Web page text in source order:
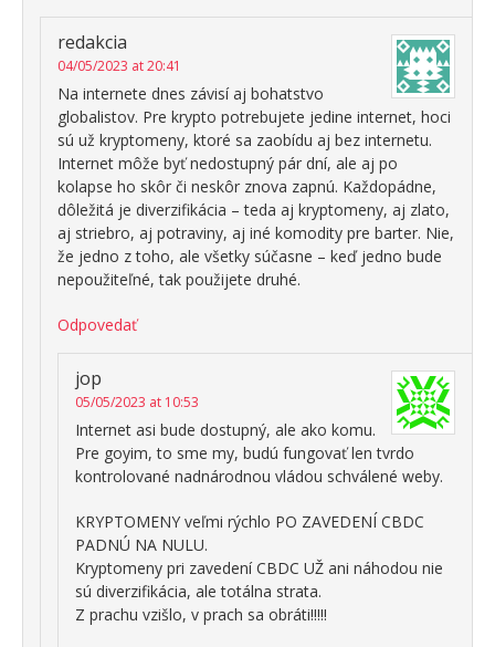
redakcia
04/05/2023 at 20:41
Na internete dnes závisí aj bohatstvo
globalistov. Pre krypto potrebujete jedine internet, hoci
sú už kryptomeny, ktoré sa zaobídu aj bez internetu.
Internet môže byť nedostupný pár dní, ale aj po
kolapse ho skôr či neskôr znova zapnú. Každopádne,
dôležitá je diverzifikácia – teda aj kryptomeny, aj zlato,
aj striebro, aj potraviny, aj iné komodity pre barter. Nie,
že jedno z toho, ale všetky súčasne – keď jedno bude
nepoužiteľné, tak použijete druhé.
Odpovedať
jop
05/05/2023 at 10:53
Internet asi bude dostupný, ale ako komu.
Pre goyim, to sme my, budú fungovať len tvrdo
kontrolované nadnárodnou vládou schválené weby.
KRYPTOMENY veľmi rýchlo PO ZAVEDENÍ CBDC
PADNÚ NA NULU.
Kryptomeny pri zavedení CBDC UŽ ani náhodou nie
sú diverzifikácia, ale totálna strata.
Z prachu vzišlo, v prach sa obráti!!!!!